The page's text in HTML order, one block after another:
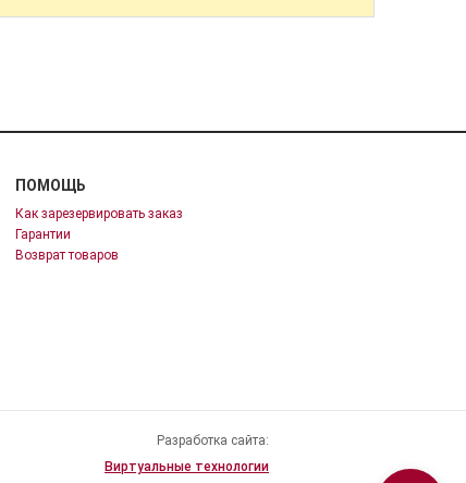
ПОМОЩЬ
Как зарезервировать заказ
Гарантии
Возврат товаров
Разработка сайта:
Виртуальные технологии